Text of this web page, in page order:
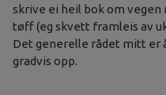
skrive ei heil bok om vegen
tøff (eg skvett framleis av
Det generelle rådet mitt er
gradvis opp.